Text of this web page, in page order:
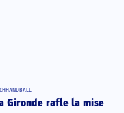
Gironde rafle la mise